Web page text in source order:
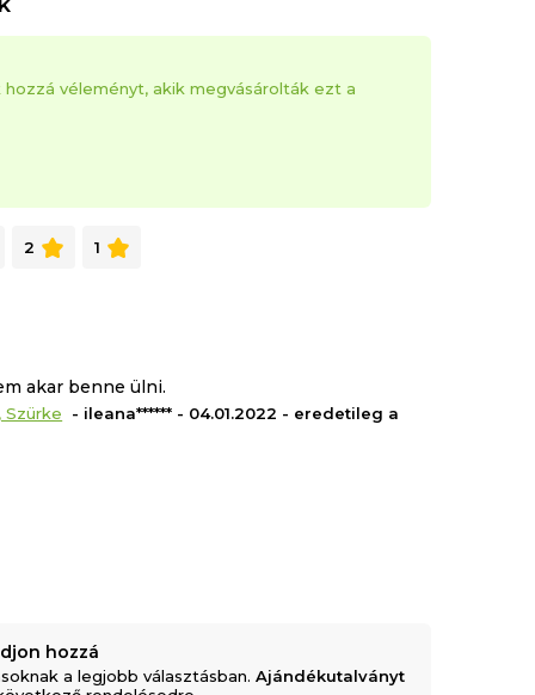
hozzá véleményt, akik megvásárolták ezt a
2 1
akar benne ülni.
Szürke - ileana****** - 04.01.2022 - eredetileg a
hozzá
a legjobb választásban.Ajándékutalványt